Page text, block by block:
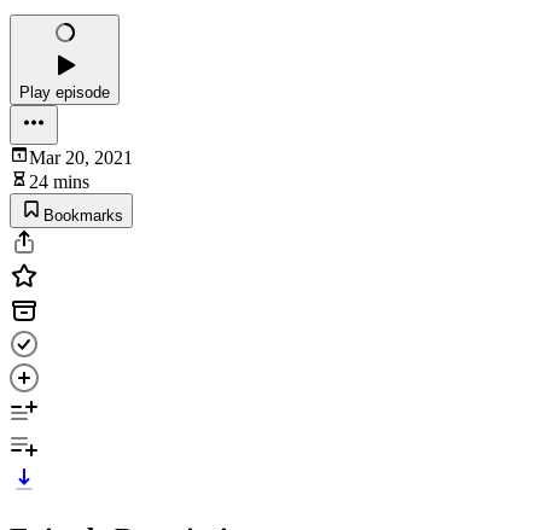
Play episode
Mar 20, 2021
24 mins
Bookmarks